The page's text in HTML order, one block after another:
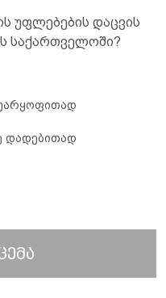
უფლებების დაცვის
საქართველოში?
დადებითად